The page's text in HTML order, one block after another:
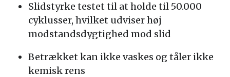
Slidstyrke testet til at holde til 50.000
cyklusser, hvilket udviser høj
modstandsdygtighed mod slid
Betrækket kan ikke vaskes og tåler ikke
kemisk rens